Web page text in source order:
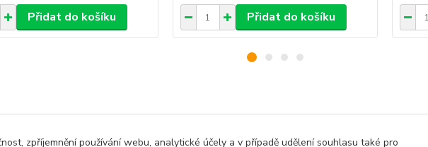
Přidat do košíku Přidat do košíku
v kategoriích
zpříjemnění používání webu, analytické účely a v případě udělení souhlasu také pro